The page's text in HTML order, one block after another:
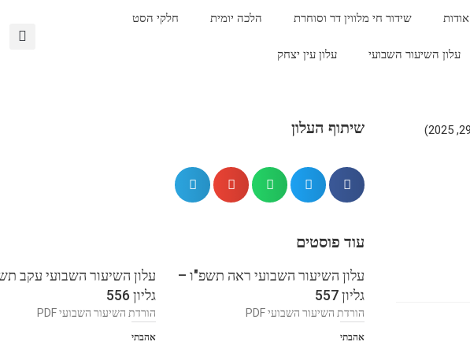
אודות שידור חי מלווין דר וסוחרת הלכה יומית חלקי הסט
עלון השיעור השבועי עלון עין יצחק
שיתוף העלון
עוד פוסטים
עלון השיעור השבועי ראה תשפ"ו –
גליון 557
הורדת השיעור השבועי PDF
אהבתי
עלון השיעור השבועי עקב
גליון 556
הורדת השיעור השבועי PDF
אהבתי